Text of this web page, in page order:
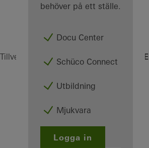
behöver på ett ställe.
Docu Center
Schüco Connect
Utbildning
Mjukvara
Logga in
Tillverkare MaskinerMontering CC 400 E